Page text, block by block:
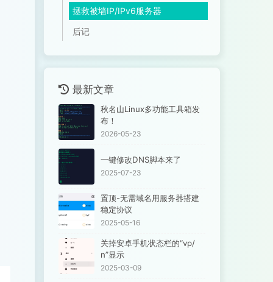
拯救被墙IP/IPv6服务器
后记
最新文章
秋名山Linux多功能工具箱发
布！
2026-05-23
一键修改DNS脚本来了
2025-07-23
置顶-无需域名用服务器搭建
稳定协议
2025-05-16
关掉安卓手机状态栏的“vp/
n”显示
2025-03-09